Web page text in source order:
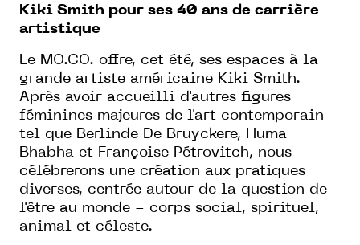
Kiki Smith pour ses 40 ans de carrière
artistique
Le MO.CO. offre, cet été, ses espaces à la
grande artiste américaine Kiki Smith.
Après avoir accueilli d'autres figures
féminines majeures de l'art contemporain
tel que Berlinde De Bruyckere, Huma
Bhabha et Françoise Pétrovitch, nous
célébrerons une création aux pratiques
diverses, centrée autour de la question de
l'être au monde - corps social, spirituel,
animal et céleste.